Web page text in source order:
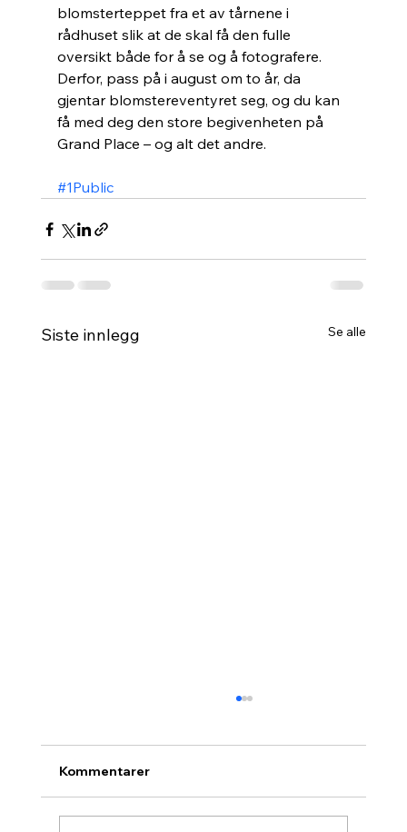
blomsterteppet fra et av tårnene i
rådhuset slik at de skal få den fulle
oversikt både for å se og å fotografere.
Derfor, pass på i august om to år, da
gjentar blomstereventyret seg, og du kan
få med deg den store begivenheten på
Grand Place – og alt det andre.
#1Public
Siste innlegg Se alle
Kommentarer